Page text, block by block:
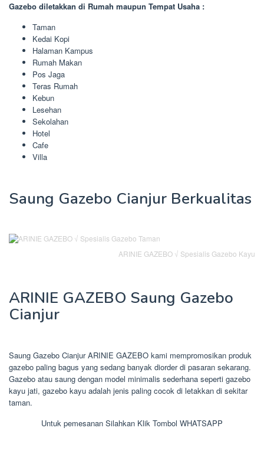
Gazebo diletakkan di Rumah maupun Tempat Usaha :
Taman
Kedai Kopi
Halaman Kampus
Rumah Makan
Pos Jaga
Teras Rumah
Kebun
Lesehan
Sekolahan
Hotel
Cafe
Villa
Saung Gazebo Cianjur Berkualitas
ARINIE GAZEBO √ Spesialis Gazebo Kayu
ARINIE GAZEBO Saung Gazebo
Cianjur
Saung Gazebo Cianjur ARINIE GAZEBO kami mempromosikan produk
gazebo paling bagus yang sedang banyak diorder di pasaran sekarang.
Gazebo atau saung dengan model minimalis sederhana seperti gazebo
kayu jati, gazebo kayu adalah jenis paling cocok di letakkan di sekitar
taman.
Untuk pemesanan Silahkan Klik Tombol WHATSAPP